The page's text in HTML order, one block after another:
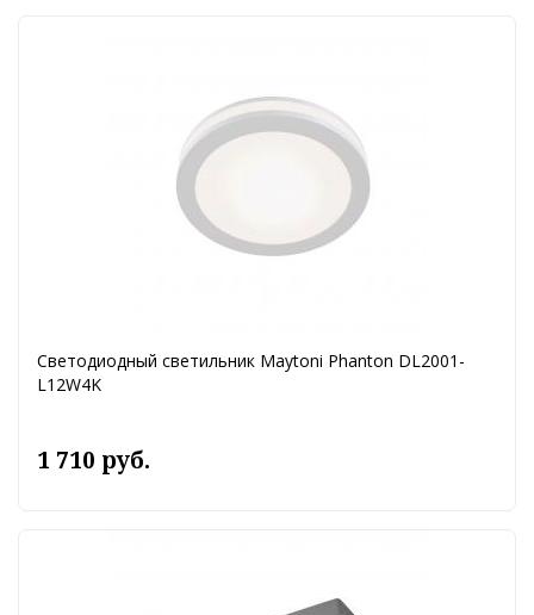
Светодиодный светильник Maytoni Phanton DL2001-
L12W4K
1 710 руб.